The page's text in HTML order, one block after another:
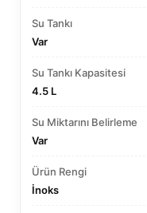
Su Tankı
Var
Su Tankı Kapasitesi
4.5 L
Su Miktarını Belirleme
Var
Ürün Rengi
İnoks